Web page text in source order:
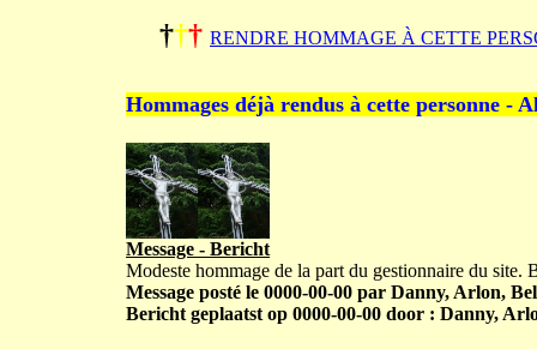
††† RENDRE HOMMAGE À CETTE
Hommages déjà rendus à cette personne -
Message - Bericht
Modeste hommage de la part du gestionnaire du site.
Message posté le 0000-00-00 par Danny, Arlon,
Bericht geplaatst op 0000-00-00 door : Danny,